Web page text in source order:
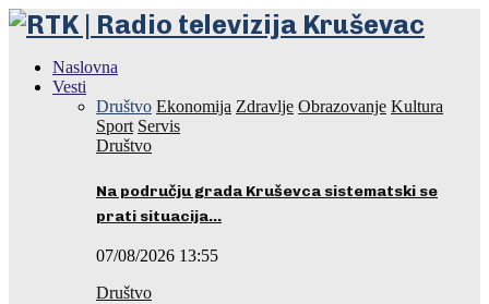
Naslovna
Vesti
Društvo Ekonomija Zdravlje Obrazovanje Kultura
Sport Servis
Društvo
Na području grada Kruševca sistematski se
prati situacija…
07/08/2026 13:55
Društvo